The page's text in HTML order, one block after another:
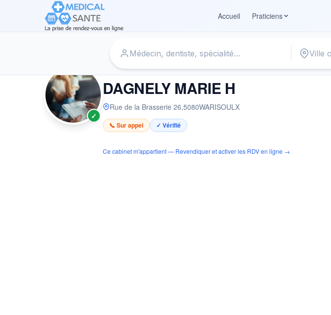
Accueil
Praticiens
✓
PSYCHOLOGUE
DAGNELY MARIE H
Rue de la Brasserie 26,5080WARISOULX
📞 Sur appel ✓ Vérifié
Ce cabinet m'appartient — Revendiquer et activer les RDV en ligne →